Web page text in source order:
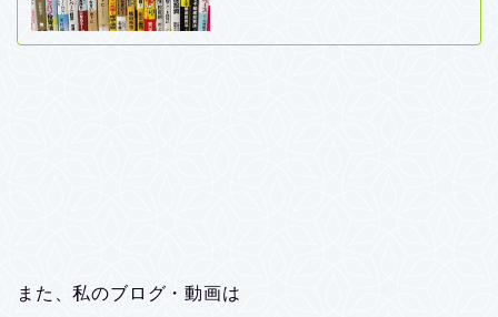
また、私のブログ・動画は